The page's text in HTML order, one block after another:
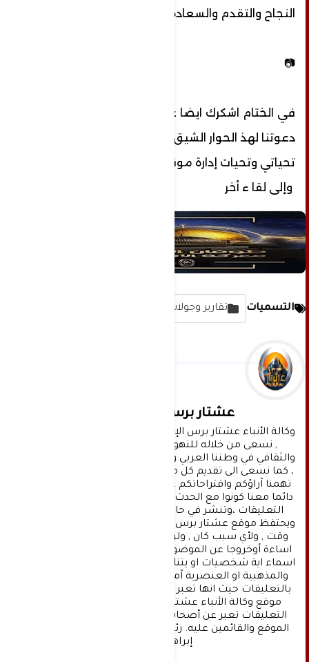
النجاح والتقدم والسعادة لأيامكم.
📷
في الختام اشكرك ايضا على رحابة صدرك وتقبل
دعوتنا لهذ الحوار الشيق والمفيد
تحياتي وتحيات إدارة موقع عشتار برس الإخبارية
وإلى لقا ء أخر
التسميات تقارير وجولات مصورة
عشتار برس الإخبارية
إبراهيم.